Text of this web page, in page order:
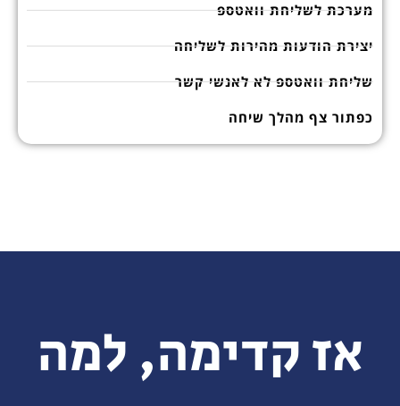
מערכת לשליחת וואטספ
יצירת הודעות מהירות לשליחה
שליחת וואטספ לא לאנשי קשר
כפתור צף מהלך שיחה
אז קדימה, למה